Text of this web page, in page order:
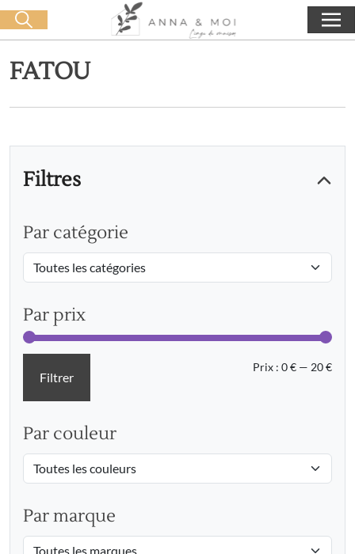
Livraison offerte dès 60€ d'achat 0,00€
FATOU
Filtres
Par catégorie
Par prix
Prix
Prix
Filtrer
Prix : 0 € — 20 €
Par couleur
Par marque